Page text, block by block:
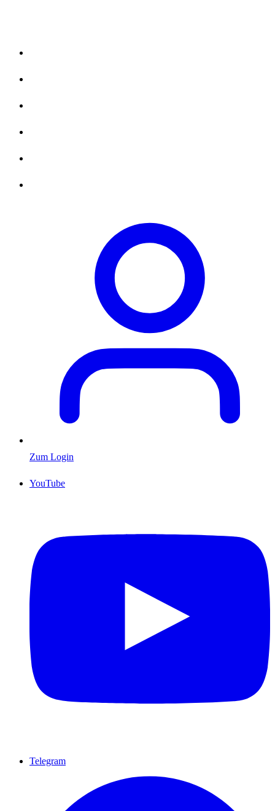
Zum Login
YouTube
Telegram